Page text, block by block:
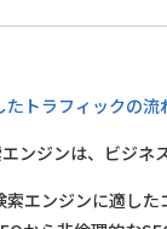
たトラフィックの流
ンジンは、ビジネ
エンジンに適し